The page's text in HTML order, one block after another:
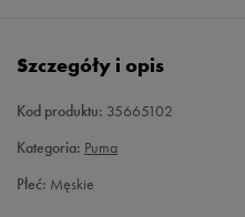
42,5 27,5 cm
Szczegóły i opis
Kod produktu: 35665102
Kategoria: Puma
Płeć: Męskie